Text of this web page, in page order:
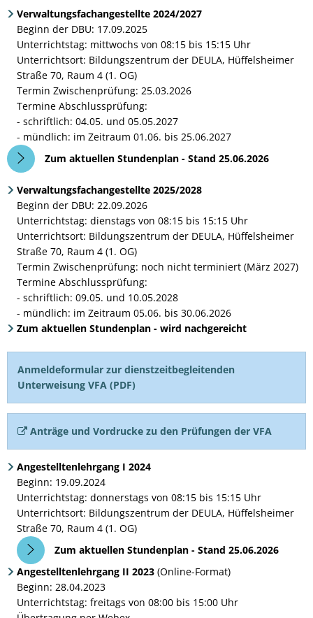
Lehrgänge
Verwaltungsfachangestellte 2024/2027
Beginn der DBU: 17.09.2025
Unterrichtstag: mittwochs von 08:15 bis 15:15 Uhr
Unterrichtsort: Bildungszentrum der DEULA, Hüffelsheimer
Straße 70, Raum 4 (1. OG)
Termin Zwischenprüfung: 25.03.2026
Termine Abschlussprüfung:
- schriftlich: 04.05. und 05.05.2027
- mündlich: im Zeitraum 01.06. bis 25.06.2027
Zum aktuellen Stundenplan - Stand 25.06.2026
Verwaltungsfachangestellte 2025/2028
Beginn der DBU: 22.09.2026
Unterrichtstag: dienstags von 08:15 bis 15:15 Uhr
Unterrichtsort: Bildungszentrum der DEULA, Hüffelsheimer
Straße 70, Raum 4 (1. OG)
Termin Zwischenprüfung: noch nicht terminiert (März 2027)
Termine Abschlussprüfung:
- schriftlich: 09.05. und 10.05.2028
- mündlich: im Zeitraum 05.06. bis 30.06.2026
Zum aktuellen Stundenplan - wird nachgereicht
Anmeldeformular zur dienstzeitbegleitenden
Unterweisung VFA (PDF)
Anträge und Vordrucke zu den Prüfungen der VFA
Angestelltenlehrgang I 2024
Beginn: 19.09.2024
Unterrichtstag: donnerstags von 08:15 bis 15:15 Uhr
Unterrichtsort: Bildungszentrum der DEULA, Hüffelsheimer
Straße 70, Raum 4 (1. OG)
Zum aktuellen Stundenplan - Stand 25.06.2026
Angestelltenlehrgang II 2023(Online-Format)
Beginn: 28.04.2023
Unterrichtstag: freitags von 08:00 bis 15:00 Uhr